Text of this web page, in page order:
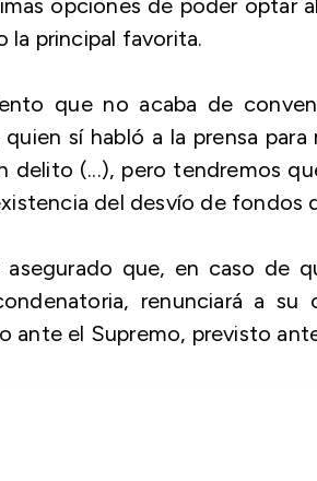
opciones de poder optar
la principal favorita.
que no acaba de
quien sí habló a la prensa
delito (...), pero tendremos
del desvío de fondos
asegurado que, en caso de
renunciará a
ante el Supremo, previsto